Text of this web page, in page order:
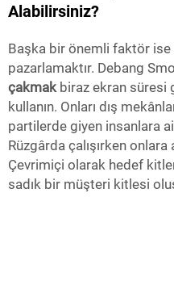
Alabilirsiniz?
Başka bir önemli faktör
pazarlamaktır. Debang
çakmak biraz ekran süresi
kullanın. Onları dış
partilerde giyen insanlara
Rüzgârda çalışırken
Çevrimiçi olarak hedef
sadık bir müşteri kitlesi